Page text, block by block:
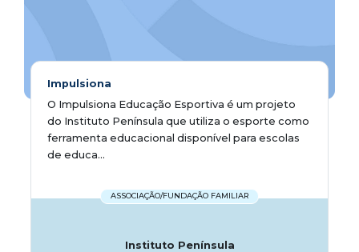
Impulsiona
O Impulsiona Educação Esportiva é um projeto
do Instituto Península que utiliza o esporte como
ferramenta educacional disponível para escolas
de educa...
ASSOCIAÇÃO/FUNDAÇÃO FAMILIAR
Instituto Península